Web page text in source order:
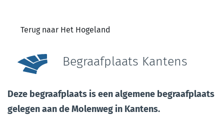
Terug naar Het Hogeland
Begraafplaats Kantens
Deze begraafplaats is een algemene begraafplaats
gelegen aan de Molenweg in Kantens.